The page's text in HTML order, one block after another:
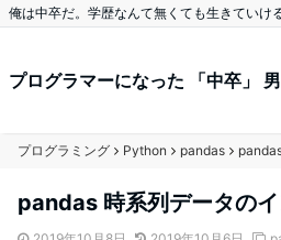
俺は中卒だ。学歴なんて無くても生きていける
プログラマーになった 「中卒」
プログラミング Python pandas
pandas 時系列データの